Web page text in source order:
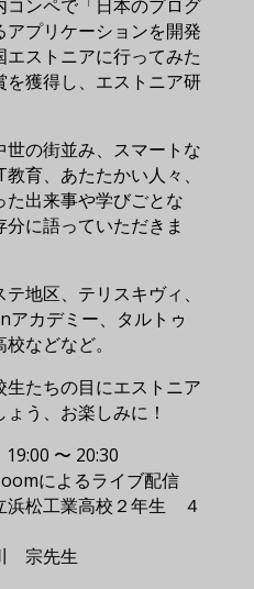
コンペで「日本のプログ
プリケーションを開発
ストニアに行ってみた
獲得し、エストニア研
の街並み、スマートな
育、あたたかい人々、
出来事や学びごとな
に語っていただきま
地区、テリスキヴィ、
アカデミー、タルトゥ
などなど。
たちの目にエストニア
う、お楽しみに！
〜 20:30
によるライブ配信
松工業高校２年生 ４
宗先生